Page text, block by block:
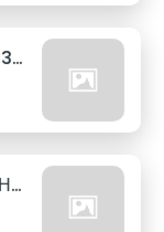
113. ФАНТА ГОРСКИ ПЛОД КЕН - 330МЛ.
109. ШВЕПС ВИШНА И ПИПЕР КЕН - 330МЛ.